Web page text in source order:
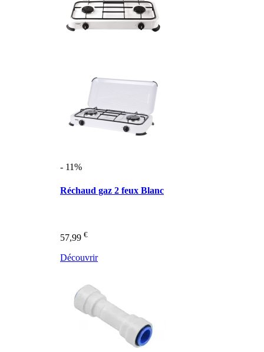
- 11%
Réchaud gaz 2 feux Blanc
57,99 €
Découvrir